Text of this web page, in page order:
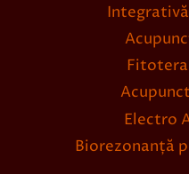
Electro
Biorezonanță